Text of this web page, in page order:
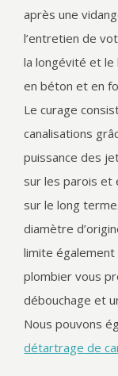
après une
l’entretien de
la longévité et le
en béton et en
Le curage
canalisations
puissance des
sur les parois et
sur le long
diamètre
limite
plombier vous
débouchage et
Nous pouvons
détartrage de